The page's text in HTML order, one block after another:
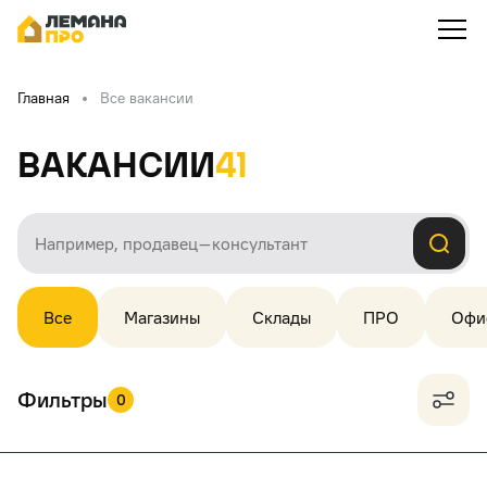
Главная Все вакансии
Вакансии41
Все Магазины Склады ПРО
Фильтры 0